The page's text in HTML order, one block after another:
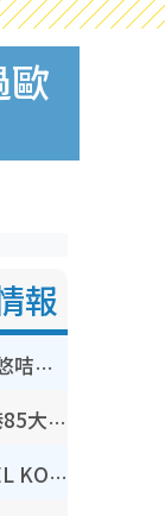
報
長者優惠｜OK便利店推樂悠咭優惠！買麵包/牛奶/保健品拍卡即減
【8月生日優惠2026】全港85大食買玩著數攻略 自助餐/火鍋放題同行免費＋誠品/DONKI送現金券
開倉優惠｜銅鑼灣MICHAEL KORS開倉低至17折！直擊$500起買手袋/銀包/鞋款 必買經典Jet Set系列